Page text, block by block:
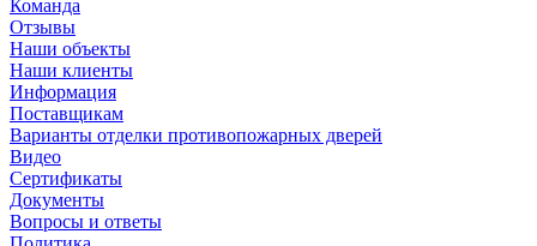
Команда
Отзывы
Наши объекты
Наши клиенты
Информация
Поставщикам
Варианты отделки противопожарных дверей
Видео
Сертификаты
Документы
Вопросы и ответы